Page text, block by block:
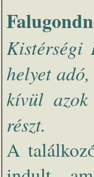
Kistérségi
helyet
kívül azok
részt.
A